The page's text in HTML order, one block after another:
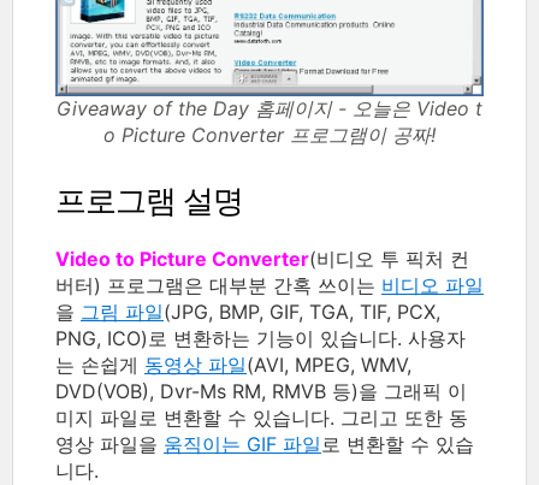
Giveaway of the Day 홈페이지 - 오늘은 Video t
o Picture Converter 프로그램이 공짜!
프로그램 설명
Video to Picture Converter(비디오 투 픽처 컨
버터) 프로그램은 대부분 간혹 쓰이는 비디오 파일
을 그림 파일(JPG, BMP, GIF, TGA, TIF, PCX,
PNG, ICO)로 변환하는 기능이 있습니다. 사용자
는 손쉽게 동영상 파일(AVI, MPEG, WMV,
DVD(VOB), Dvr-Ms RM, RMVB 등)을 그래픽 이
미지 파일로 변환할 수 있습니다. 그리고 또한 동
영상 파일을 움직이는 GIF 파일로 변환할 수 있습
니다.